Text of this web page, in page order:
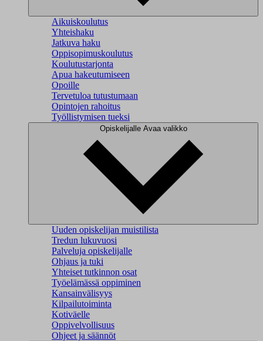
Aikuiskoulutus
Yhteishaku
Jatkuva haku
Oppisopimuskoulutus
Koulutustarjonta
Apua hakeutumiseen
Opoille
Tervetuloa tutustumaan
Opintojen rahoitus
Työllistymisen tueksi
Opiskelijalle Avaa valikko
Uuden opiskelijan muistilista
Tredun lukuvuosi
Palveluja opiskelijalle
Ohjaus ja tuki
Yhteiset tutkinnon osat
Työelämässä oppiminen
Kansainvälisyys
Kilpailutoiminta
Kotiväelle
Oppivelvollisuus
Ohjeet ja säännöt